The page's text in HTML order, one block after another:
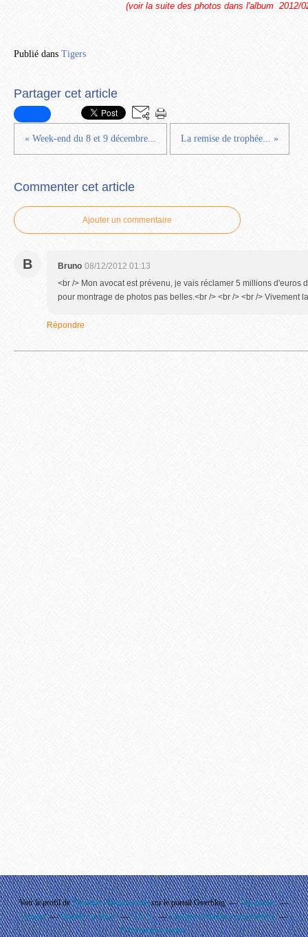
(voir la suite des photos dans l'album 2012/
Publié dans Tigers
Partager cet article
« Week-end du 8 et 9 décembre... La remise de trophée... »
Commenter cet article
Ajouter un commentaire
B Bruno 08/12/2012 01:13
<br /> Mon avocat est prévenu, je vais réclamer 5 millions d'euros
pour montrage de photos pas belles.<br /> <br /> <br /> Vivement
Répondre
Voir le profil dePhouthay Nontanovanhsur le portail Overblog
Top articles
Contact
Signaler un abus C.G.U.
Cookies et données personnelles
Préférences cookies